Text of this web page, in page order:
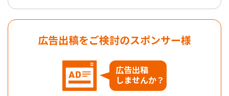
広告出稿をご検討のスポンサー様
広告出稿
しませんか？